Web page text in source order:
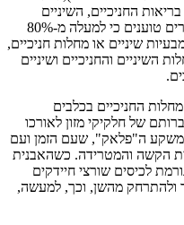
החניכיים, השיניים
ובריאותו הכוללת של הכלב שלכם. מחקרים טוענים כי למעלה מ-80%
סובלים כיום מבעיות שיניים או מחלות חניכיים,
השיניים והחניכיים ושיניים
החניכיים בכלבים
של חלקיקי מזון לאורכו
משקע ה"פלאק", שעם הזמן ועם
הקשה והמטרידה. כשהאבנית
לכיסים שורצי חיידקים
ולהתרחק מהשן, וכך, למעשה,